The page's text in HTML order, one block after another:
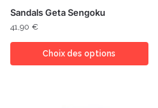
Sandals Geta Sengoku
41,90 €
Choix des options